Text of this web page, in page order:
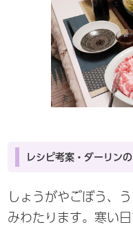
レシピ考案・ダーリン
しょうがやごぼう、
みわたります。寒い